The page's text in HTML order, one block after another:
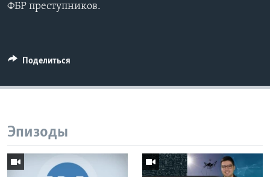
ФБР преступников.
Поделиться
Эпизоды